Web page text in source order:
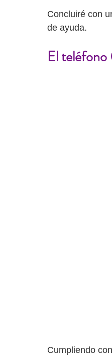
Concluiré con
de ayuda.
El teléfono
Cumpliendo